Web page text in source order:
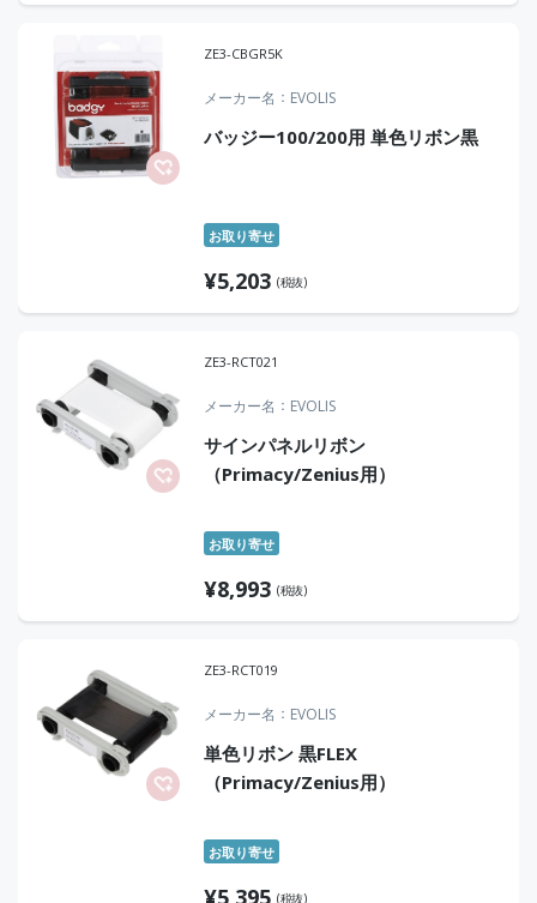
ZE3-CBGR5K
メーカー名 EVOLIS
バッジー100/200用 単色リボン黒
お取り寄せ
¥5,203 (税抜)
ZE3-RCT021
メーカー名 EVOLIS
サインパネルリボン
（Primacy/Zenius用）
お取り寄せ
¥8,993 (税抜)
ZE3-RCT019
メーカー名 EVOLIS
単色リボン 黒FLEX
（Primacy/Zenius用）
お取り寄せ
¥5,395 (税抜)